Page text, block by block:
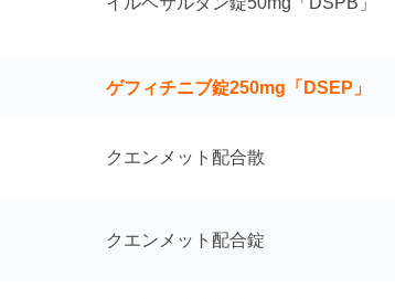
ゲフィチニブ錠250mg「DSEP」
クエンメット配合散
クエンメット配合錠